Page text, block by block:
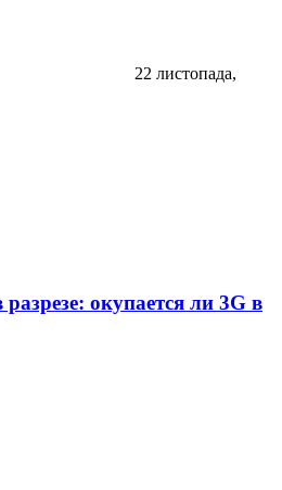
22 листопада,
окупается ли 3G в